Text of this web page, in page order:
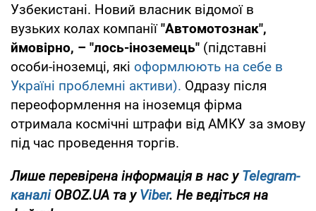
Узбекистані. Новий власник відомої в
вузьких колах компанії"Автомотознак",
ймовірно, – "лось-іноземець" (підставні
особи-іноземці, які оформлюють на себе в
Україні проблемні активи). Одразу після
переоформлення на іноземця фірма
отримала космічні штрафи від АМКУ за змову
під час проведення торгів.
Лише перевірена інформація в нас уTelegram-
каналіOBOZ.UA та уViber. Не ведіться на